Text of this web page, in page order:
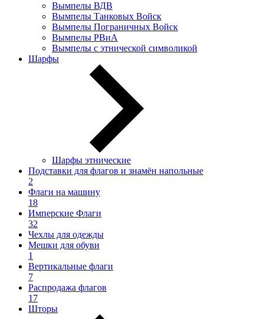
Вымпелы ВДВ
Вымпелы Танковых Войск
Вымпелы Пограничных Войск
Вымпелы РВиА
Вымпелы с этнической символикой
Шарфы
Шарфы этнические
Подставки для флагов и знамён напольные
2
Флаги на машину
18
Имперские Флаги
32
Чехлы для одежды
Мешки для обуви
1
Вертикальные флаги
7
Распродажа флагов
17
Шторы